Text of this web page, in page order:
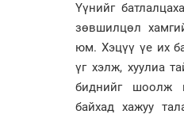
Үүнийг
зөвшилцөл
юм. Хэцүү үе их
үг хэлж, хуулиа
биднийг шоолж
байхад хажуу